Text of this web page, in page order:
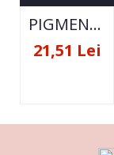
PIGMENT NEON SET 12 CULORI
21,51 Lei